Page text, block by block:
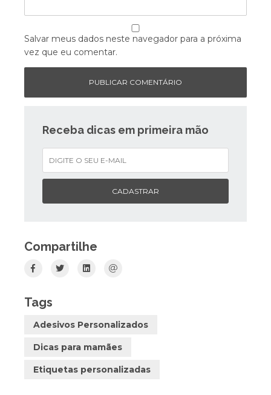
Salvar meus dados neste navegador para a próxima
vez que eu comentar.
Receba dicas em primeira mão
CADASTRAR
Compartilhe
Tags
Adesivos Personalizados
Dicas para mamães
Etiquetas personalizadas